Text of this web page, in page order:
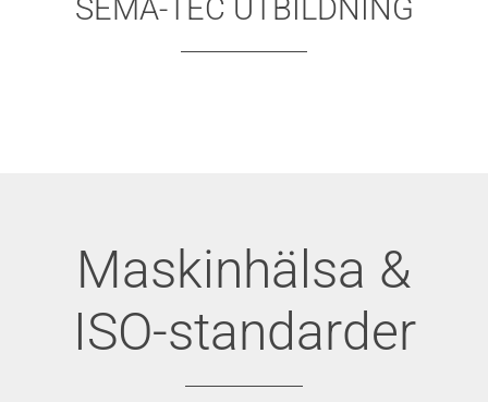
SEMA-TEC UTBILDNING
Maskinhälsa &
ISO-standarder